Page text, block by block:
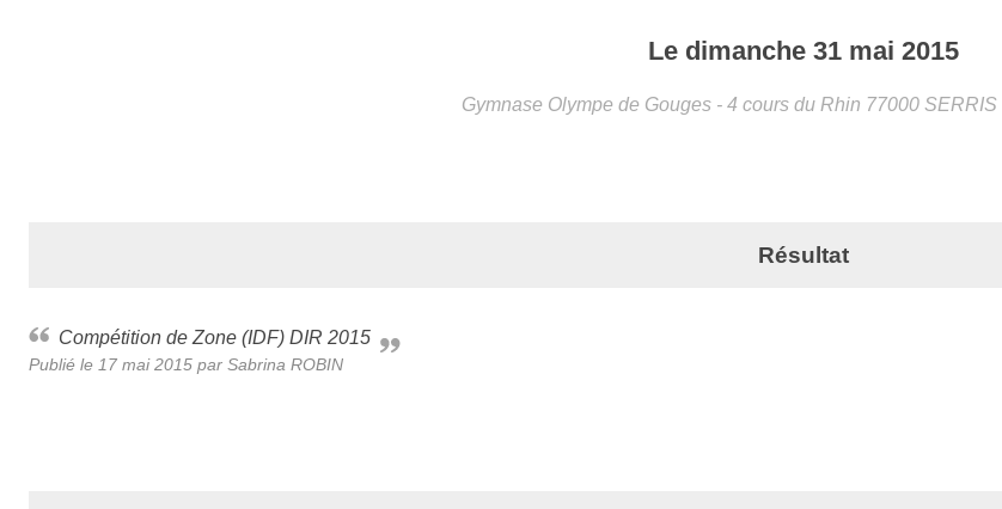
Le dimanche 31 mai 2015
Gymnase Olympe de Gouges - 4 cours du Rhin 77000 SERRIS
Résultat
Compétition de Zone (IDF) DIR 2015
Publié le 17 mai 2015 par Sabrina ROBIN